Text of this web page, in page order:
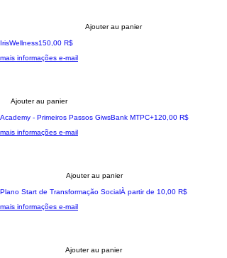
Ajouter au panier
A sua jornada de Saúde
IrisWellnessPrix
150,00 R$
mais informações e-mail
Ajouter au panier
A sua jornada transformadora
Academy - Primeiros Passos GiwsBank MTPC+Prix
120,00 R$
mais informações e-mail
Ajouter au panier
A sua jornada transformadora
Plano Start de Transformação SocialÀ partir de 10,00 R$
Prix promotionnel
mais informações e-mail
Ajouter au panier